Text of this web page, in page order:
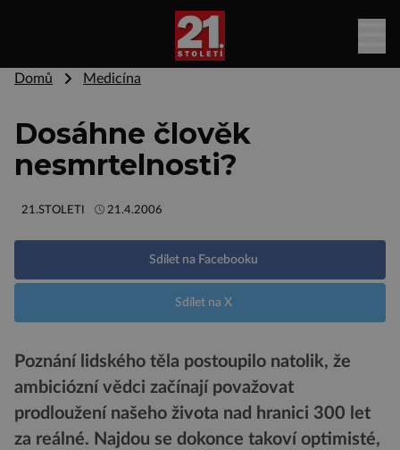
Domů Medicína
Dosáhne člověk
nesmrtelnosti?
21.STOLETI 21.4.2006
Sdílet na Facebooku
Sdílet na X
Poznání lidského těla postoupilo natolik, že
ambiciózní vědci začínají považovat
prodloužení našeho života nad hranici 300 let
za reálné. Najdou se dokonce takoví optimisté,